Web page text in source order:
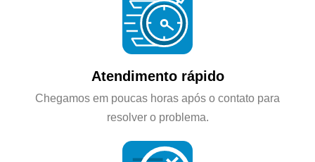
Atendimento rápido
Chegamos em poucas horas após o contato para
resolver o problema.